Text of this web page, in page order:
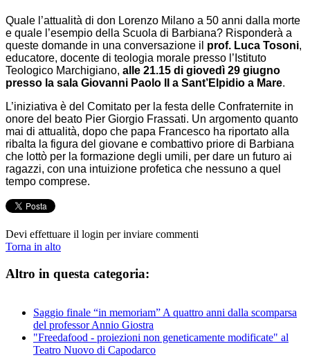
Quale l’attualità di don Lorenzo Milano a 50 anni dalla morte
e quale l’esempio della Scuola di Barbiana? Risponderà a
queste domande in una conversazione il prof. Luca Tosoni,
educatore, docente di teologia morale presso l’Istituto
Teologico Marchigiano, alle 21.15 di giovedì 29 giugno
presso la sala Giovanni Paolo II a Sant’Elpidio a Mare.
L’iniziativa è del Comitato per la festa delle Confraternite in
onore del beato Pier Giorgio Frassati. Un argomento quanto
mai di attualità, dopo che papa Francesco ha riportato alla
ribalta la figura del giovane e combattivo priore di Barbiana
che lottò per la formazione degli umili, per dare un futuro ai
ragazzi, con una intuizione profetica che nessuno a quel
tempo comprese.
Devi effettuare il login per inviare commenti
Torna in alto
Altro in questa categoria:
Saggio finale “in memoriam” A quattro anni dalla scomparsa
del professor Annio Giostra
"Freedafood - proiezioni non geneticamente modificate" al
Teatro Nuovo di Capodarco